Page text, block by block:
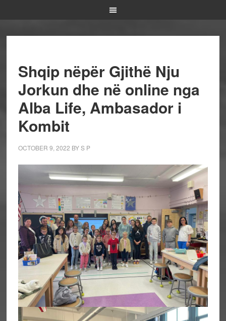
Shqip nëpër Gjithë Nju
Jorkun dhe në online nga
Alba Life, Ambasador i
Kombit
OCTOBER 9, 2022 BYS P